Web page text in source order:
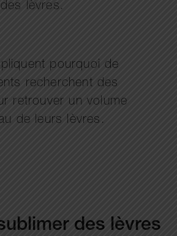
lèvres.
pourquoi de
recherchent des
retrouver un volume
de leurs lèvres.
des lèvres